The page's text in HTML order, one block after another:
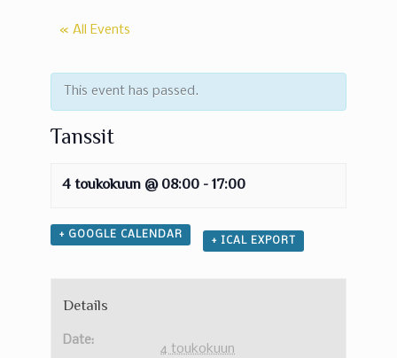
« All Events
This event has passed.
Tanssit
4 toukokuun @ 08:00- 17:00
+ GOOGLE CALENDAR
+ ICAL EXPORT
Details
Date:
4 toukokuun